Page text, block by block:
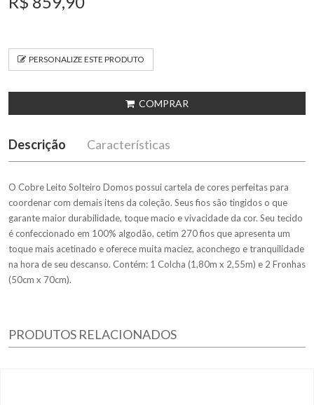
PERSONALIZE ESTE PRODUTO
COMPRAR
Descrição Características
O Cobre Leito Solteiro Domos possui cartela de cores perfeitas para
coordenar com demais itens da coleção. Seus fios são tingidos o que
garante maior durabilidade, toque macio e vivacidade da cor. Seu tecido
é confeccionado em 100% algodão, cetim 270 fios que apresenta um
toque mais acetinado e oferece muita maciez, aconchego e tranquilidade
na hora de seu descanso. Contém: 1 Colcha (1,80m x 2,55m) e 2 Fronhas
(50cm x 70cm).
PRODUTOS RELACIONADOS